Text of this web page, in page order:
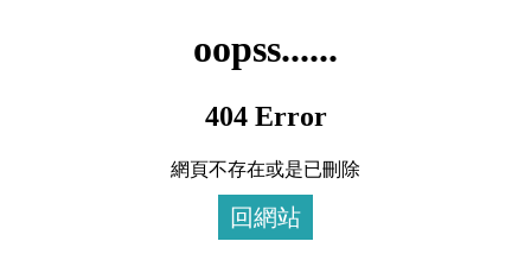
oopss......
404 Error
網頁不存在或是已刪除
回網站